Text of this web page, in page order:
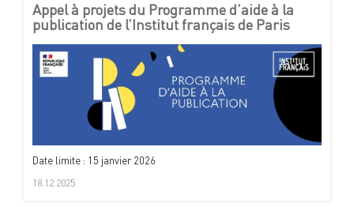
Appel à projets du Programme d’aide à la
publication de l’Institut français de Paris
Date limite : 15 janvier 2026
18.12.2025